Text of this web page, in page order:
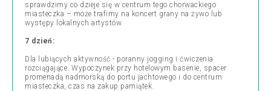
sprawdzimy co dzieje się w centrum tego chorwackiego
miasteczka – może trafimy na koncert grany na żywo lub
występy lokalnych artystów.
7 dzień:
Dla lubiących aktywność - poranny jogging i ćwiczenia
rozciągające. Wypoczynek przy hotelowym basenie, spacer
promenadą nadmorską do portu jachtowego i do centrum
miasteczka, czas na zakup pamiątek.